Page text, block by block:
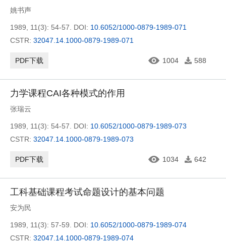
姚书声
1989, 11(3): 54-57. DOI: 10.6052/1000-0879-1989-071
CSTR: 32047.14.1000-0879-1989-071
PDF下载 1004 588
力学课程CAI各种模式的作用
张瑞云
1989, 11(3): 54-57. DOI: 10.6052/1000-0879-1989-073
CSTR: 32047.14.1000-0879-1989-073
PDF下载 1034 642
工科基础课程考试命题设计的基本问题
安为民
1989, 11(3): 57-59. DOI: 10.6052/1000-0879-1989-074
CSTR: 32047.14.1000-0879-1989-074